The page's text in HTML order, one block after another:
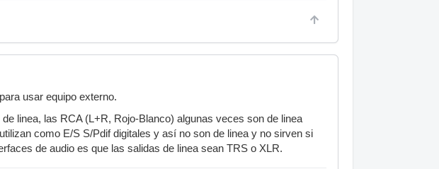
usar equipo externo.
linea, las RCA (L+R, Rojo-Blanco) algunas veces son de linea
como E/S S/Pdif digitales y así no son de linea y no sirven si
de audio es que las salidas de linea sean TRS o XLR.